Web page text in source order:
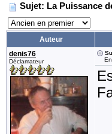
Sujet: La Puissance
Auteur
denis76
Déclamateur